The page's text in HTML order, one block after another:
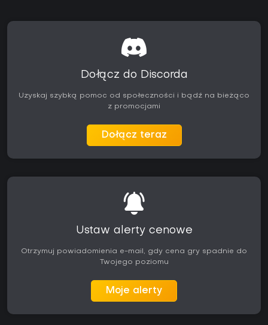
Dołącz do Discorda
Uzyskaj szybką pomoc od społeczności i bądź na bieżąco
z promocjami
Dołącz teraz
Ustaw alerty cenowe
Otrzymuj powiadomienia e-mail, gdy cena gry spadnie do
Twojego poziomu
Moje alerty